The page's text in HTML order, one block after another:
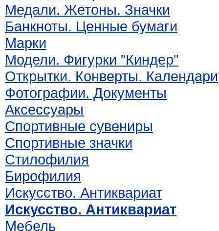
Медали. Жетоны. Значки
Банкноты. Ценные бумаги
Марки
Модели. Фигурки "Киндер"
Открытки. Конверты. Календари
Фотографии. Документы
Аксессуары
Спортивные сувениры
Спортивные значки
Стилофилия
Бирофилия
Искусство. Антиквариат
Искусство. Антиквариат
Мебель